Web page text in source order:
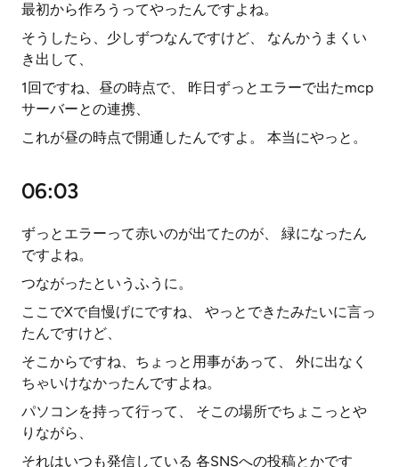
最初から作ろうってやったんですよね。
そうしたら、少しずつなんですけど、 なんかうまくい
き出して、
1回ですね、昼の時点で、 昨日ずっとエラーで出たmcp
サーバーとの連携、
これが昼の時点で開通したんですよ。 本当にやっと。
06:03
ずっとエラーって赤いのが出てたのが、 緑になったん
ですよね。
つながったというふうに。
ここでXで自慢げにですね、 やっとできたみたいに言っ
たんですけど、
そこからですね、ちょっと用事があって、 外に出なく
ちゃいけなかったんですよね。
パソコンを持って行って、 そこの場所でちょこっとや
りながら、
それはいつも発信している 各SNSへの投稿とかです